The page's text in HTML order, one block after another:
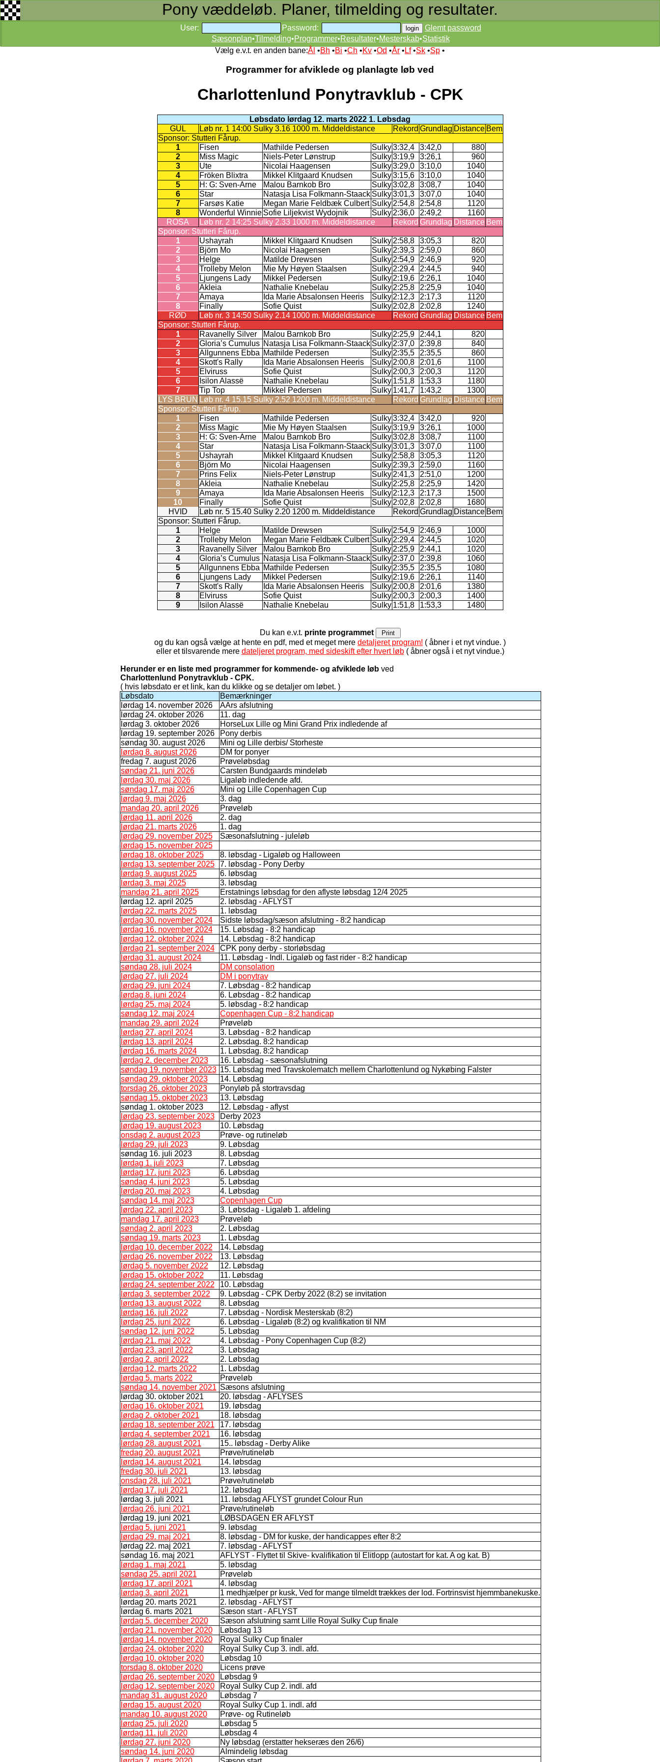
Pony væddeløb. Planer, tilmelding og resultater.
User: Password:
Glemt password
Sæsonplan•Tilmelding•Programmer•Resultater•Mesterskab•Statistik
Vælg e.v.t. en anden bane:Ål •Bh •Bi •Ch •Kv •Od •År • Lf•Sk •Sp •
Programmer for afviklede og planlagte løb ved
Charlottenlund Ponytravklub - CPK
Løbsdato lørdag 12. marts 2022 1. Løbsdag
GUL
Løb nr. 1 14:00 Sulky 3.16 1000 m. Middeldistance Rekord Grundlag Distance Bem
Sponsor: Stutteri Fårup.
1
Fisen Mathilde Pedersen Sulky 3:32,4 3:42,0
880
2
Miss Magic Niels-Peter Lønstrup Sulky 3:19,9 3:26,1
960
3
Ute Nicolai Haagensen Sulky 3:29,0 3:10,0
1040
4
Fröken Blixtra Mikkel Klitgaard Knudsen Sulky 3:15,6 3:10,0
1040
5
H: G: Sven-Arne Malou Barnkob Bro Sulky 3:02,8 3:08,7
1040
6
Star Natasja Lisa Folkmann-Staack Sulky 3:01,3 3:07,0
1040
7
Farsøs Katie Megan Marie Feldbæk Culbert Sulky 2:54,8 2:54,8
1120
8
Wonderful Winnie Sofie Liljekvist Wydojnik Sulky 2:36,0 2:49,2
1160
ROSA
Løb nr. 2 14:25 Sulky 2.33 1000 m. Middeldistance Rekord Grundlag Distance Bem
Sponsor: Stutteri Fårup.
1
Ushayrah Mikkel Klitgaard Knudsen Sulky 2:58,8 3:05,3
820
2
Björn Mo Nicolai Haagensen Sulky 2:39,3 2:59,0
860
3
Helge Matilde Drewsen Sulky 2:54,9 2:46,9
920
4
Trolleby Melon Mie My Høyen Staalsen Sulky 2:29,4 2:44,5
940
5
Ljungens Lady Mikkel Pedersen Sulky 2:19,6 2:26,1
1040
6
Akleia Nathalie Knebelau Sulky 2:25,8 2:25,9
1040
7
Amaya Ida Marie Absalonsen Heeris Sulky 2:12,3 2:17,3
1120
8
Finally Sofie Quist Sulky 2:02,8 2:02,8
1240
RØD
Løb nr. 3 14:50 Sulky 2.14 1000 m. Middeldistance Rekord Grundlag Distance Bem
Sponsor: Stutteri Fårup.
1
Ravanelly Silver Malou Barnkob Bro Sulky 2:25,9 2:44,1
820
2
Gloria’s Cumulus Natasja Lisa Folkmann-Staack Sulky 2:37,0 2:39,8
840
3
Allgunnens Ebba Mathilde Pedersen Sulky 2:35,5 2:35,5
860
4
Skott's Rally Ida Marie Absalonsen Heeris Sulky 2:00,8 2:01,6
1100
5
Elviruss Sofie Quist Sulky 2:00,3 2:00,3
1120
6
Isilon Alassë Nathalie Knebelau Sulky 1:51,8 1:53,3
1180
7
Tip Top Mikkel Pedersen Sulky 1:41,7 1:43,2
1300
LYS BRUN Løb nr. 4 15.15 Sulky 2.52 1200 m. Middeldistance Rekord Grundlag Distance Bem
Sponsor: Stutteri Fårup.
1
Fisen Mathilde Pedersen Sulky 3:32,4 3:42,0
920
2
Miss Magic Mie My Høyen Staalsen Sulky 3:19,9 3:26,1
1000
3
H: G: Sven-Arne Malou Barnkob Bro Sulky 3:02,8 3:08,7
1100
4
Star Natasja Lisa Folkmann-Staack Sulky 3:01,3 3:07,0
1100
5
Ushayrah Mikkel Klitgaard Knudsen Sulky 2:58,8 3:05,3
1120
6
Björn Mo Nicolai Haagensen Sulky 2:39,3 2:59,0
1160
7
Prins Felix Niels-Peter Lønstrup Sulky 2:41,3 2:51,0
1200
8
Akleia Nathalie Knebelau Sulky 2:25,8 2:25,9
1420
9
Amaya Ida Marie Absalonsen Heeris Sulky 2:12,3 2:17,3
1500
10
Finally Sofie Quist Sulky 2:02,8 2:02,8
1680
HVID
Løb nr. 5 15.40 Sulky 2.20 1200 m. Middeldistance Rekord Grundlag Distance Bem
Sponsor: Stutteri Fårup.
1
Helge Matilde Drewsen Sulky 2:54,9 2:46,9
1000
2
Trolleby Melon Megan Marie Feldbæk Culbert Sulky 2:29,4 2:44,5
1020
3
Ravanelly Silver Malou Barnkob Bro Sulky 2:25,9 2:44,1
1020
4
Gloria’s Cumulus Natasja Lisa Folkmann-Staack Sulky 2:37,0 2:39,8
1060
5
Allgunnens Ebba Mathilde Pedersen Sulky 2:35,5 2:35,5
1080
6
Ljungens Lady Mikkel Pedersen Sulky 2:19,6 2:26,1
1140
7
Skott's Rally Ida Marie Absalonsen Heeris Sulky 2:00,8 2:01,6
1380
8
Elviruss Sofie Quist Sulky 2:00,3 2:00,3
1400
9
Isilon Alassë Nathalie Knebelau Sulky 1:51,8 1:53,3 1480
Du kan e.v.t. printe programmet
og du kan også vælge at hente en pdf, med et meget mere detaljeret program! ( åbner i et nyt vindue. )
eller et tilsvarende mere dateljeret program, med sideskift efter hvert løb( åbner også i et nyt vindue.)
Herunder er en liste med programmer for kommende- og afviklede løbved
Charlottenlund Ponytravklub - CPK.
( hvis løbsdato er et link, kan du klikke og se detaljer om løbet. )
Løbsdato
Bemærkninger
lørdag 14. november 2026
AArs afslutning
lørdag 24. oktober 2026
11. dag
lørdag 3. oktober 2026
HorseLux Lille og Mini Grand Prix indledende af
lørdag 19. september 2026
Pony derbis
søndag 30. august 2026
Mini og Lille derbis/ Storheste
lørdag 8. august 2026
DM for ponyer
fredag 7. august 2026
Prøveløbsdag
søndag 21. juni 2026
Carsten Bundgaards mindeløb
lørdag 30. maj 2026
Ligaløb indledende afd.
søndag 17. maj 2026
Mini og Lille Copenhagen Cup
lørdag 9. maj 2026
3. dag
mandag 20. april 2026
Prøveløb
lørdag 11. april 2026
2. dag
lørdag 21. marts 2026
1. dag
lørdag 29. november 2025
Sæsonafslutning - juleløb
lørdag 15. november 2025
lørdag 18. oktober 2025
8. løbsdag - Ligaløb og Halloween
lørdag 13. september 2025
7. løbsdag - Pony Derby
lørdag 9. august 2025
6. løbsdag
lørdag 3. maj 2025
3. løbsdag
mandag 21. april 2025
Erstatnings løbsdag for den aflyste løbsdag 12/4 2025
lørdag 12. april 2025
2. løbsdag - AFLYST
lørdag 22. marts 2025
1. løbsdag
lørdag 30. november 2024
Sidste løbsdag/sæson afslutning - 8:2 handicap
lørdag 16. november 2024
15. Løbsdag - 8:2 handicap
lørdag 12. oktober 2024
14. Løbsdag - 8:2 handicap
lørdag 21. september 2024
CPK pony derby - storløbsdag
lørdag 31. august 2024
11. Løbsdag - Indl. Ligaløb og fast rider - 8:2 handicap
søndag 28. juli 2024
DM consolation
lørdag 27. juli 2024
DM i ponytrav
lørdag 29. juni 2024
7. Løbsdag - 8:2 handicap
lørdag 8. juni 2024
6. Løbsdag - 8:2 handicap
lørdag 25. maj 2024
5. løbsdag - 8:2 handicap
søndag 12. maj 2024
Copenhagen Cup - 8:2 handicap
mandag 29. april 2024
Prøveløb
lørdag 27. april 2024
3. Løbsdag - 8:2 handicap
lørdag 13. april 2024
2. Løbsdag. 8:2 handicap
lørdag 16. marts 2024
1. Løbsdag. 8:2 handicap
lørdag 2. december 2023
16. Løbsdag - sæsonafslutning
søndag 19. november 2023 15. Løbsdag med Travskolematch mellem Charlottenlund og Nykøbing Falster
søndag 29. oktober 2023
14. Løbsdag
torsdag 26. oktober 2023
Ponyløb på stortravsdag
søndag 15. oktober 2023
13. Løbsdag
søndag 1. oktober 2023
12. Løbsdag - aflyst
lørdag 23. september 2023
Derby 2023
lørdag 19. august 2023
10. Løbsdag
onsdag 2. august 2023
Prøve- og rutineløb
lørdag 29. juli 2023
9. Løbsdag
søndag 16. juli 2023
8. Løbsdag
lørdag 1. juli 2023
7. Løbsdag
lørdag 17. juni 2023
6. Løbsdag
søndag 4. juni 2023
5. Løbsdag
lørdag 20. maj 2023
4. Løbsdag
søndag 14. maj 2023
Copenhagen Cup
lørdag 22. april 2023
3. Løbsdag - Ligaløb 1. afdeling
mandag 17. april 2023
Prøveløb
søndag 2. april 2023
2. Løbsdag
søndag 19. marts 2023
1. Løbsdag
lørdag 10. december 2022
14. Løbsdag
lørdag 26. november 2022
13. Løbsdag
lørdag 5. november 2022
12. Løbsdag
lørdag 15. oktober 2022
11. Løbsdag
lørdag 24. september 2022
10. Løbsdag
lørdag 3. september 2022
9. Løbsdag - CPK Derby 2022 (8:2) se invitation
lørdag 13. august 2022
8. Løbsdag
lørdag 16. juli 2022
7. Løbsdag - Nordisk Mesterskab (8:2)
lørdag 25. juni 2022
6. Løbsdag - Ligaløb (8:2) og kvalifikation til NM
søndag 12. juni 2022
5. Løbsdag
lørdag 21. maj 2022
4. Løbsdag - Pony Copenhagen Cup (8:2)
lørdag 23. april 2022
3. Løbsdag
lørdag 2. april 2022
2. Løbsdag
lørdag 12. marts 2022
1. Løbsdag
lørdag 5. marts 2022
Prøveløb
søndag 14. november 2021 Sæsons afslutning
lørdag 30. oktober 2021
20. løbsdag - AFLYSES
lørdag 16. oktober 2021
19. løbsdag
lørdag 2. oktober 2021
18. løbsdag
lørdag 18. september 2021
17. løbsdag
lørdag 4. september 2021
16. løbsdag
lørdag 28. august 2021
15.. løbsdag - Derby Alike
fredag 20. august 2021
Prøve/rutineløb
lørdag 14. august 2021
14. løbsdag
fredag 30. juli 2021
13. løbsdag
onsdag 28. juli 2021
Prøve/rutineløb
lørdag 17. juli 2021
12. løbsdag
lørdag 3. juli 2021
11. løbsdag AFLYST grundet Colour Run
lørdag 26. juni 2021
Prøve/rutineløb
lørdag 19. juni 2021
LØBSDAGEN ER AFLYST
lørdag 5. juni 2021
9. løbsdag
lørdag 29. maj 2021
8. løbsdag - DM for kuske, der handicappes efter 8:2
lørdag 22. maj 2021
7. løbsdag - AFLYST
søndag 16. maj 2021
AFLYST - Flyttet til Skive- kvalifikation til Elitlopp (autostart for kat. A og kat. B)
lørdag 1. maj 2021
5. løbsdag
søndag 25. april 2021
Prøveløb
lørdag 17. april 2021
4. løbsdag
lørdag 3. april 2021
1 medhjælper pr kusk, Ved for mange tilmeldt trækkes der lod. Fortrinsvist hjemmbanekuske.
lørdag 20. marts 2021
2. løbsdag - AFLYST
lørdag 6. marts 2021
Sæson start - AFLYST
lørdag 5. december 2020
Sæson afslutning samt Lille Royal Sulky Cup finale
lørdag 21. november 2020
Løbsdag 13
lørdag 14. november 2020
Royal Sulky Cup finaler
lørdag 24. oktober 2020
Royal Sulky Cup 3. indl. afd.
lørdag 10. oktober 2020
Løbsdag 10
torsdag 8. oktober 2020
Licens prøve
lørdag 26. september 2020
Løbsdag 9
lørdag 12. september 2020
Royal Sulky Cup 2. indl. afd
mandag 31. august 2020
Løbsdag 7
lørdag 15. august 2020
Royal Sulky Cup 1. indl. afd
mandag 10. august 2020
Prøve- og Rutineløb
lørdag 25. juli 2020
Løbsdag 5
lørdag 11. juli 2020
Løbsdag 4
lørdag 27. juni 2020
Ny løbsdag (erstatter hekseræs den 26/6)
søndag 14. juni 2020
Almindelig løbsdag